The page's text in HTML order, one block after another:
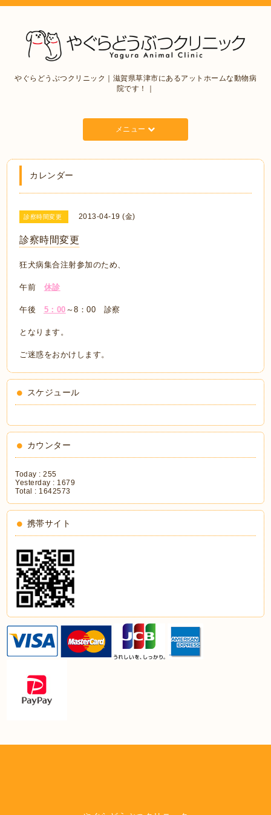
やぐらどうぶつクリニック｜滋賀県草津市にあるアットホームな動物病
院です！｜
メニュー
カレンダー
診察時間変更 2013-04-19 (金)
診察時間変更
狂犬病集合注射参加のため、
午前 休診
午後 5 ： 00 ～8：00 診察
となります。
ご迷惑をおかけします。
スケジュール
カウンター
Today :255
Yesterday : 1679
Total : 1642573
携帯サイト